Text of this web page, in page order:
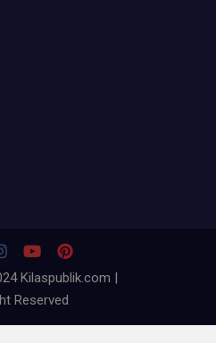
Kilaspublik.com |
Reserved